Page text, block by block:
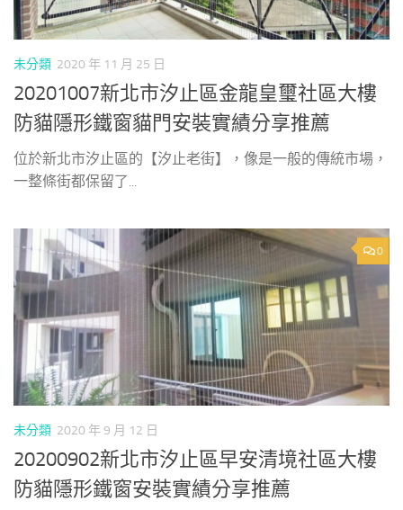
未分類 2020 年 11 月 25 日
20201007新北市汐止區金龍皇璽社區大樓
防貓隱形鐵窗貓門安裝實績分享推薦
位於新北市汐止區的【汐止老街】，像是一般的傳統市場，
一整條街都保留了...
0
未分類 2020 年 9 月 12 日
20200902新北市汐止區早安清境社區大樓
防貓隱形鐵窗安裝實績分享推薦